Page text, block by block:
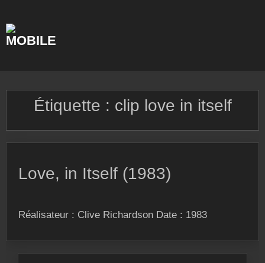
content
Étiquette : clip love in itself
Love, in Itself (1983)
Réalisateur : Clive Richardson Date : 1983